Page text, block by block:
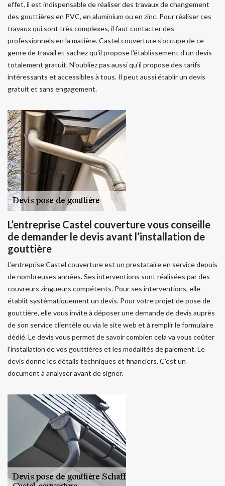
effet, il est indispensable de réaliser des travaux de changement
des gouttières en PVC, en aluminium ou en zinc. Pour réaliser ces
travaux qui sont très complexes, il faut contacter des
professionnels en la matière. Castel couverture s'occupe de ce
genre de travail et sachez qu'il propose l'établissement d'un devis
totalement gratuit. N'oubliez pas aussi qu'il propose des tarifs
intéressants et accessibles à tous. Il peut aussi établir un devis
gratuit et sans engagement.
L’entreprise Castel couverture vous conseille
de demander le devis avant l’installation de
gouttière
L’entreprise Castel couverture est un prestataire en service depuis
de nombreuses années. Ses interventions sont réalisées par des
couvreurs zingueurs compétents. Pour ses interventions, elle
établit systématiquement un devis. Pour votre projet de pose de
gouttière, elle vous invite à déposer une demande de devis auprès
de son service clientèle ou via le site web et à remplir le formulaire
dédié. Le devis vous permet de savoir combien cela va vous coûter
l’installation de vos gouttières et les modalités de paiement. Le
devis donne les détails techniques et financiers. C’est un
document à analyser avant de signer.